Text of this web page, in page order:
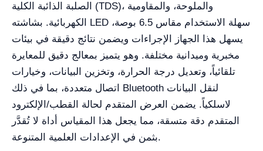
الصلبة الذائبة الكلية (TDS)، والملوحة، والمقاومية
الكهربائية. بشاشته LED سهلة الاستخدام مقاس 6.5 بوصة،
يسهل هذا الجهاز الإجراءات ويضمن نتائج دقيقة في بيئات
مخبرية وميدانية مختلفة. وهو يتميز بمعالج دقيق للمعايرة
تلقائياً، وتعديل درجة الحرارة، وتخزين البيانات، وخيارات
اتصال متعددة، بما في ذلك Bluetooth لنقل البيانات
لاسلكياً. يضمن العرض المتقدم لحالة القطب/الإلكترود
المتقدم دقة متسقة، مما يجعل هذا المقياس أداة لا تُقدَّر
بثمن في الإعدادات العلمية المتنوعة.